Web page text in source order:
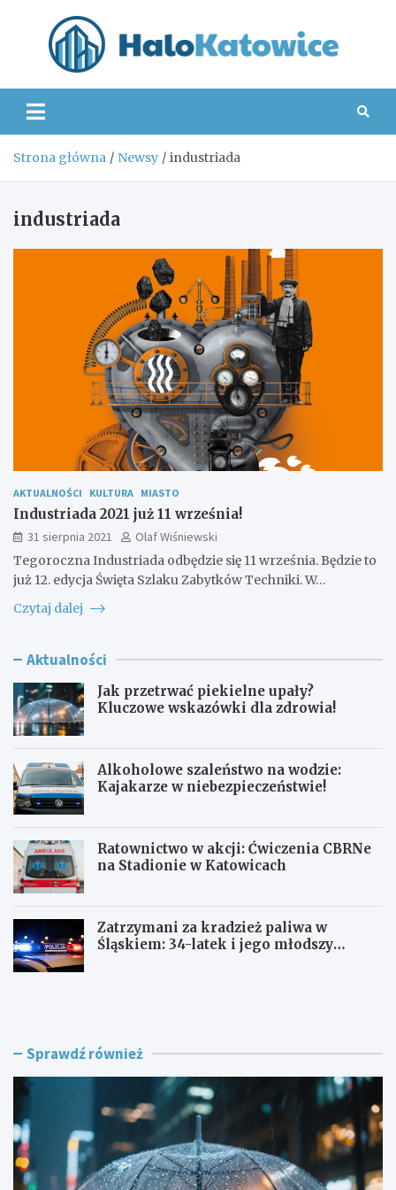
Strona główna Newsy industriada
industriada
AKTUALNOŚCI KULTURA MIASTO
Industriada 2021 już 11 września!
31 sierpnia 2021
Olaf Wiśniewski
Tegoroczna Industriada odbędzie się 11 września. Będzie to
już 12. edycja Święta Szlaku Zabytków Techniki. W…
Czytaj dalej
Aktualności
Jak przetrwać piekielne upały?
Kluczowe wskazówki dla zdrowia!
Alkoholowe szaleństwo na wodzie:
Kajakarze w niebezpieczeństwie!
Ratownictwo w akcji: Ćwiczenia CBRNe
na Stadionie w Katowicach
Zatrzymani za kradzież paliwa w
Śląskiem: 34-latek i jego młodszy
J
z
w
a
ć
p
A
o
e
s
z
a
Sprawdź również